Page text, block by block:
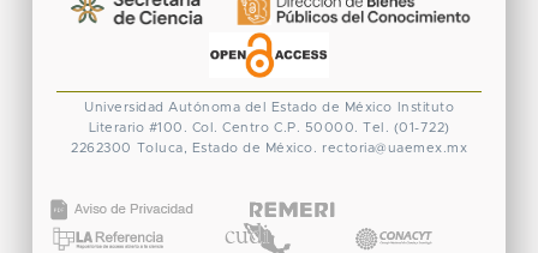
Universidad Autónoma del Estado de México
Instituto
Literario #100. Col. Centro C.P. 50000. Tel. (01-722)
2262300 Toluca, Estado de México. rectoria@uaemex.mx